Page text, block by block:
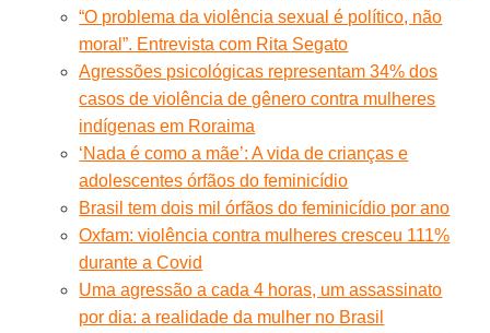
“O problema da violência sexual é político, não
moral”. Entrevista com Rita Segato
Agressões psicológicas representam 34% dos
casos de violência de gênero contra mulheres
indígenas em Roraima
‘Nada é como a mãe’: A vida de crianças e
adolescentes órfãos do feminicídio
Brasil tem dois mil órfãos do feminicídio por ano
Oxfam: violência contra mulheres cresceu 111%
durante a Covid
Uma agressão a cada 4 horas, um assassinato
por dia: a realidade da mulher no Brasil